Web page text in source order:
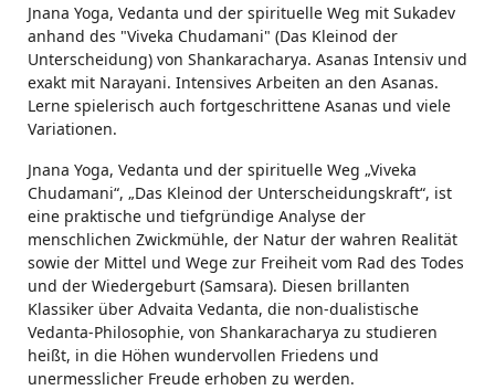
Jnana Yoga, Vedanta und der spirituelle Weg mit Sukadev
anhand des "Viveka Chudamani" (Das Kleinod der
Unterscheidung) von Shankaracharya. Asanas Intensiv und
exakt mit Narayani. Intensives Arbeiten an den Asanas.
Lerne spielerisch auch fortgeschrittene Asanas und viele
Variationen.
Jnana Yoga, Vedanta und der spirituelle Weg „Viveka
Chudamani“, „Das Kleinod der Unterscheidungskraft“, ist
eine praktische und tiefgründige Analyse der
menschlichen Zwickmühle, der Natur der wahren Realität
sowie der Mittel und Wege zur Freiheit vom Rad des Todes
und der Wiedergeburt (Samsara). Diesen brillanten
Klassiker über Advaita Vedanta, die non-dualistische
Vedanta-Philosophie, von Shankaracharya zu studieren
heißt, in die Höhen wundervollen Friedens und
unermesslicher Freude erhoben zu werden.